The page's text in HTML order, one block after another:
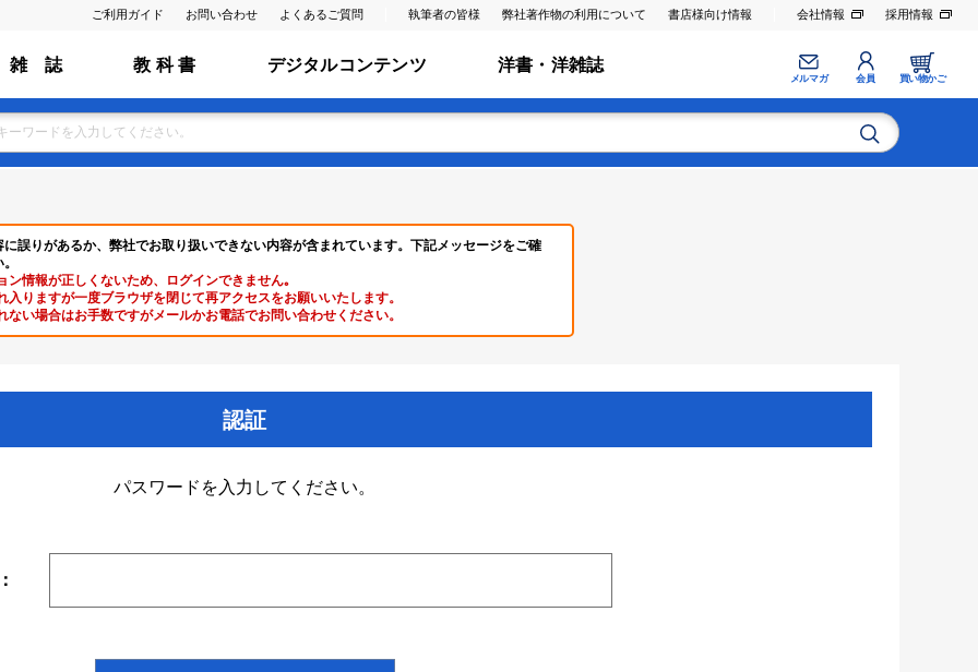
ご利用ガイド お問い合わせ よくあるご質問 執筆者の皆様 弊社著作物の利用について 書店様向け情報 会社情報 採用情報
雑 誌 教 科 書 デジタルコンテンツ 洋書・洋雑誌
メルマガ 会員 買い物かご
誤りがあるか、弊社でお取り扱いできない内容が含まれています。下記メッセージをご確
ン情報が正しくないため、ログインできません｡
入りますが一度ブラウザを閉じて再アクセスをお願いいたします。
ない場合はお手数ですがメールかお電話でお問い合わせください。
認証
パスワードを入力してください。